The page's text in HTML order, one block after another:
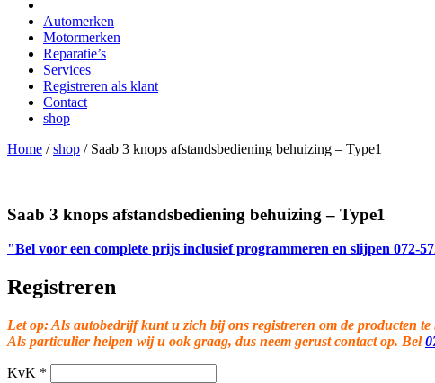
Automerken
Motormerken
Reparatie’s
Services
Registreren als klant
Contact
shop
Home /shop / Saab 3 knops afstandsbediening behuizing – Type1
Saab 3 knops afstandsbediening behuizing – Type1
"Bel voor een complete prijs inclusief programmeren en slijpen 072-
Registreren
Let op: Als autobedrijf kunt u zich bij ons registreren om de producten te
Als particulier helpen wij u ook graag, dus neem gerust contact op. Bel
KvK *